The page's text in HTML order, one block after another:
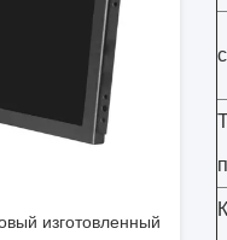
изготовленный